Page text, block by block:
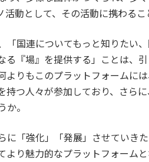
動として、その活動に携わるこ
「国連についてもっと知りたい
る『場』を提供する」ことは、
よりもこのプラットフォームに
持つ人々が参加しており、さら
。
に「強化」「発展」させていき
より魅力的なプラットフォーム